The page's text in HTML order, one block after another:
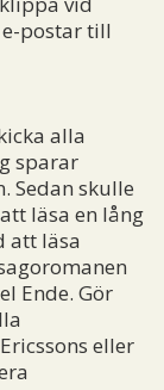
postar till
alla
sparar
Sedan skulle
läsa en lång
att läsa
Ende. Gör
eller